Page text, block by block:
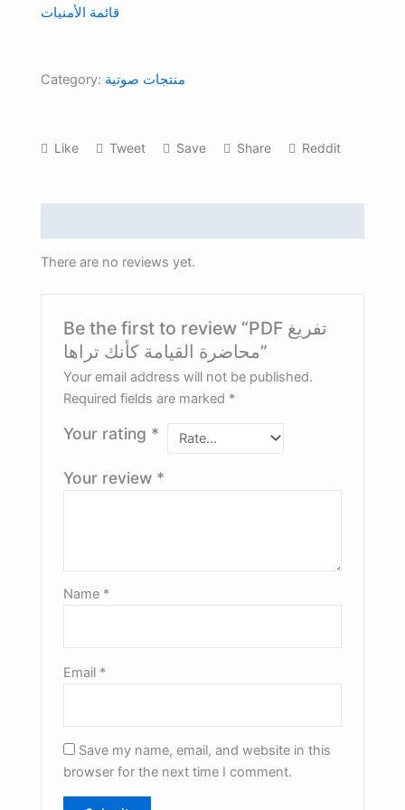
كأنك
قائمة الأمنيات
Category: منتجات صوتية
Like Tweet Save Share Reddit
There are no reviews yet.
Be the first to review “PDF تفريغ
محاضرة القيامة كأنك تراها”
Your email address will not be published.
Required fields are marked *
Your rating *
Your review *
Name *
Email *
Save my name, email, and website in this
browser for the next time I comment.